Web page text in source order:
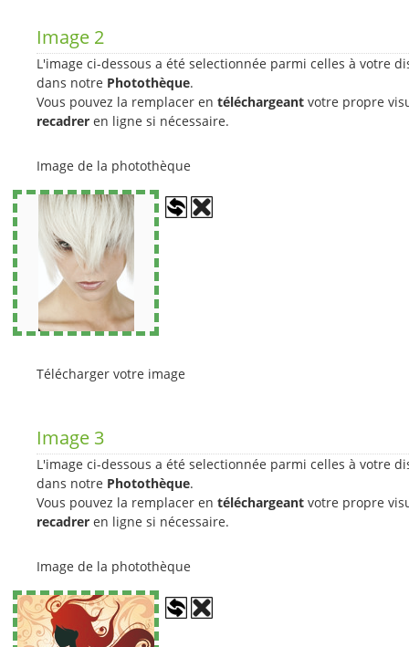
Image 2
L'image ci-dessous a été selectionnée parmi celles à votre
dans notre Photothèque.
Vous pouvez la remplacer en téléchargeant votre propre
recadrer en ligne si nécessaire.
Image de la photothèque
Télécharger votre image
Image 3
L'image ci-dessous a été selectionnée parmi celles à votre
dans notre Photothèque.
Vous pouvez la remplacer en téléchargeant votre propre
recadrer en ligne si nécessaire.
Image de la photothèque